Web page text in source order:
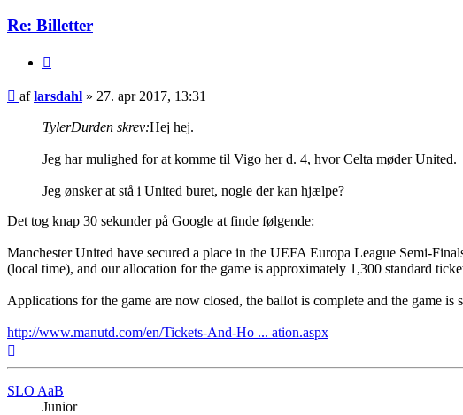
Re: Billetter
Indlæg
aflarsdahl » 27. apr 2017, 13:31
TylerDurden skrev:Hej hej.
Jeg har mulighed for at komme til Vigo her d. 4, hvor Celta møder United.
Jeg ønsker at stå i United buret, nogle der kan hjælpe?
Det tog knap 30 sekunder på Google at finde følgende:
Manchester United have secured a place in the UEFA Europa League Semi-
(local time), and our allocation for the game is approximately 1,300 standard
Applications for the game are now closed, the ballot is complete and the game
http://www.manutd.com/en/Tickets-And-Ho ... ation.aspx
SLO AaB
Junior